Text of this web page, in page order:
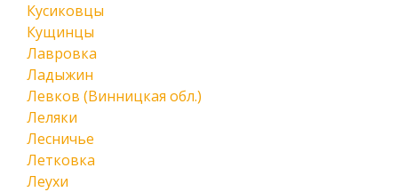
Кусиковцы
Кущинцы
Лавровка
Ладыжин
Левков (Винницкая обл.)
Леляки
Лесничье
Летковка
Леухи